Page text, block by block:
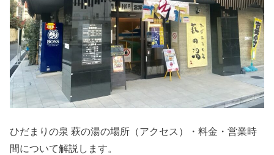
ひだまりの泉 萩の湯の場所（アクセス）・料金・営業時
間について解説します。